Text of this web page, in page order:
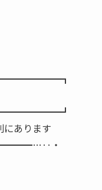
にあります
・